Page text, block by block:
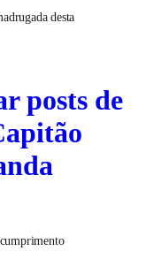
desta
posts de